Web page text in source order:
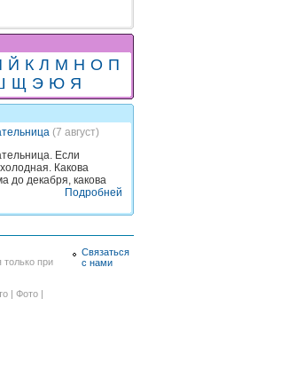
Й К Л М Н О П
Щ Э Ю Я
(7 август)
Если
Какова
до декабря, какова
Подробней
только при
| Фото |
Связаться
с нами